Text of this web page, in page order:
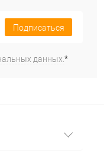
Подписаться
данных.*